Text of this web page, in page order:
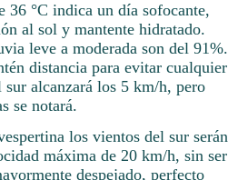
36 °C indica un día sofocante,
al sol y mantente hidratado.
leve a moderada son del 91%.
distancia para evitar cualquier
alcanzará los 5 km/h, pero
se notará.
los vientos del sur serán
máxima de 20 km/h, sin ser
despejado, perfecto